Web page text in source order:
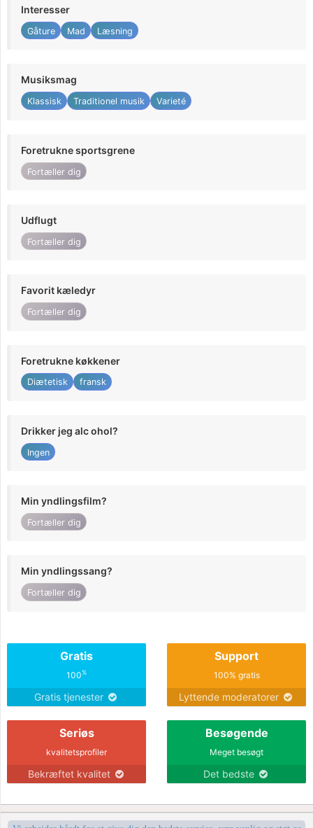
Interesser
Gåture Mad Læsning
Musiksmag
Klassisk Traditionel musik Varieté
Foretrukne sportsgrene
Fortæller dig
Udflugt
Fortæller dig
Favorit kæledyr
Fortæller dig
Foretrukne køkkener
Diætetisk fransk
Drikker jeg alc ohol?
Ingen
Min yndlingsfilm?
Fortæller dig
Min yndlingssang?
Fortæller dig
Gratis
100%
Gratis tjenester
Support
100% gratis
Lyttende moderatorer
Seriøs
kvalitetsprofiler
Bekræftet kvalitet
Besøgende
Meget besøgt
Det bedste